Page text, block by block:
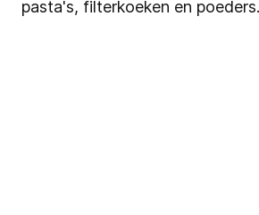
pasta's, filterkoeken en poeders.